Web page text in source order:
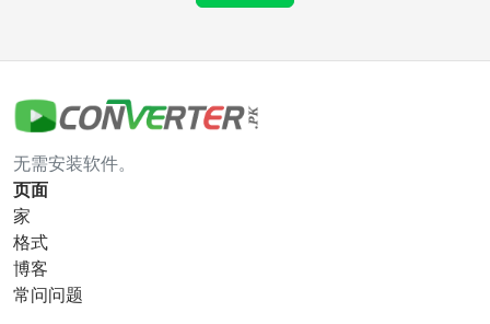
gif 转换器
gif 到 bmp
gif 到 ico
gif 到 tga
无需安装软件。
页面
家
格式
博客
常问问题